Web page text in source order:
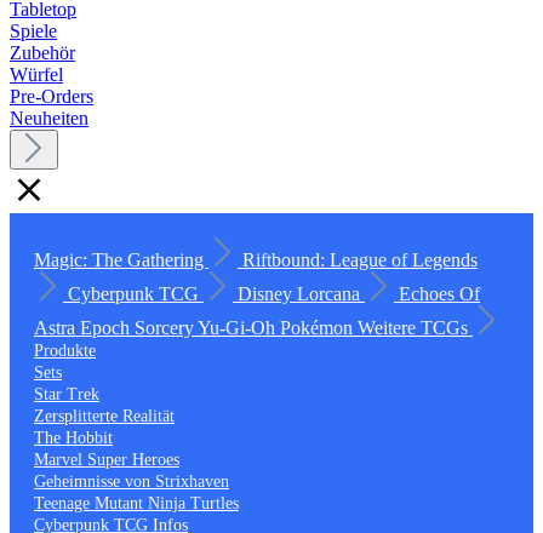
Tabletop
Spiele
Zubehör
Würfel
Pre-Orders
Neuheiten
Magic: The Gathering
Riftbound: League of Legends
Cyberpunk TCG
Disney Lorcana
Echoes Of
Astra Epoch SorceryYu-Gi-Oh Pokémon Weitere TCGs
Produkte
Sets
Star Trek
Zersplitterte Realität
The Hobbit
Marvel Super Heroes
Geheimnisse von Strixhaven
Teenage Mutant Ninja Turtles
Cyberpunk TCG Infos